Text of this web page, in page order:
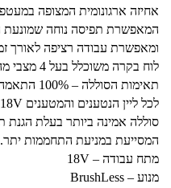
אחיזה ארגונומית המצופה
המאפשרת תפיסה נוחה שמונעת
ומאפשרת עבודה רציפה לאורך
לוח בקרה משוכלל בעל 4 מצבי מהירויות ומד מצב לסוללה
תאימות הסוללה – 100% התאמה של הסוללה
לכל ליין הנטענים והמטענים 18V של Hunter.
סוללה אמינה ביותר בעלת הגנת
המסייעת במניעת התחממות יתר.
מתח עבודה – 18V
מנוע – BrushLess